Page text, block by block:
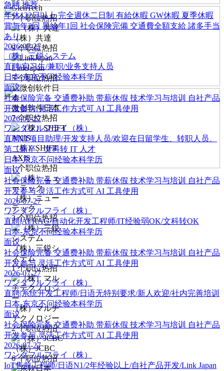
GienTech
7个职位热招
（株）共達
9个职位热招
LinkJapan
5个职位热招
微创软件日本
7个职位热招
（株）SHIFT
AXIS
1个职位热招
（株）ニュー
テック
3个职位热招
（株）三鋭シ
ステム
1个职位热招
（株）マルチ
テクノロジー
2个职位热招
（株）JCBC
6个职位热招
急聘 推荐
年休122日以上 完全週休二日制 有給休暇 GW休暇 夏季休暇
賞与年2回 昇給年1回 社会保険完備 交通費全額支給 諸多手当
あり
2026-07-27
（株）三鋭システム
直聘|实习生/兼职/业务支持人员
日本-东京不问经验本科学历
面议
社会保险完备 交通费补助 带薪休假 技术学习与培训
自社产品
开发参与 灵活工作方式可 AI 工具使用
2026-07-27
ワンダフルフライ（株）
直聘|IT项目助理/开发支持人员/欢迎在日留学生、转职人员、
第二新卒、文科转 IT 人才
日本-东京不问经验本科学历
面议
社会保险完备 交通费补助 带薪休假 技术学习与培训
自社产品
开发参与 灵活工作方式可 AI 工具使用
2026-07-27
ワンダフルフライ（株）
直聘|AI/RAG/自动化开发工程师/IT经验弱OK/文科转OK
日本-东京不问经验本科学历
面议
社会保险完备 交通费补助 带薪休假 技术学习与培训
自社产品
开发参与 灵活工作方式可 AI 工具使用
2026-07-27
ワンダフルフライ（株）
直聘|系统开发工程师/日语无特别要求/新人欢迎/社内完善培训
日本-东京不问经验本科学历
面议
社会保险完备 交通费补助 带薪休假 技术学习与培训
自社产品
开发参与 灵活工作方式可 AI 工具使用
2026-07-27
ワンダフルフライ（株）
IoT售前工程师/日语N1/2年经验以上/自社产品开发/Link Japan